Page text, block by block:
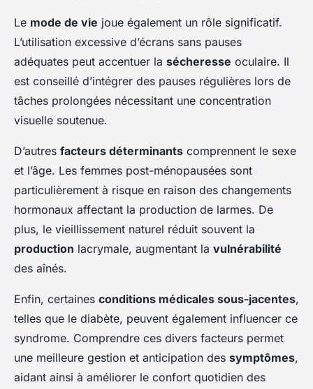
Le mode de vie joue également un rôle significatif.
L’utilisation excessive d’écrans sans pauses
adéquates peut accentuer la sécheresse oculaire. Il
est conseillé d’intégrer des pauses régulières lors de
tâches prolongées nécessitant une concentration
visuelle soutenue.
D’autres facteurs déterminants comprennent le sexe
et l’âge. Les femmes post-ménopausées sont
particulièrement à risque en raison des changements
hormonaux affectant la production de larmes. De
plus, le vieillissement naturel réduit souvent la
production lacrymale, augmentant la vulnérabilité
des aînés.
Enfin, certaines conditions médicales sous-jacentes,
telles que le diabète, peuvent également influencer ce
syndrome. Comprendre ces divers facteurs permet
une meilleure gestion et anticipation des symptômes,
aidant ainsi à améliorer le confort quotidien des